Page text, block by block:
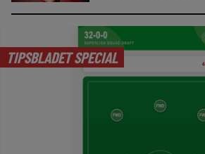
TIPSBLADET SPECIAL